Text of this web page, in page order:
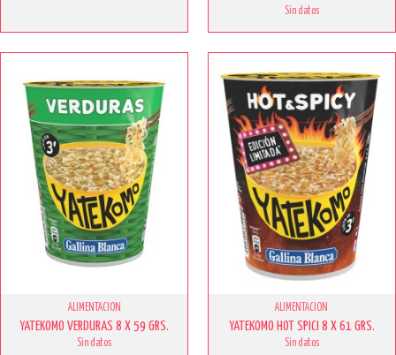
Sin datos
ALIMENTACION
YATEKOMO VERDURAS 8 X 59 GRS.
Sin datos
ALIMENTACION
YATEKOMO HOT SPICI 8 X 61 GRS.
Sin datos